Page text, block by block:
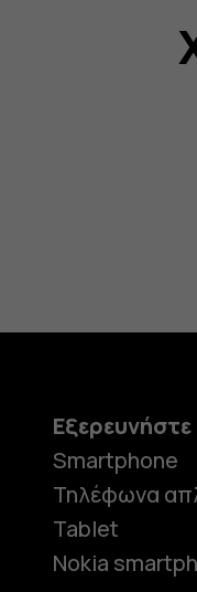
OIS
Εξερευνήστε
Smartphone
Τηλέφωνα
Tablet
Nokia